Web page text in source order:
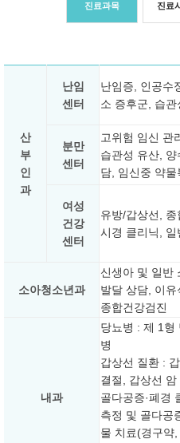
진료과목 진료
산
부
인
과
난임
센터
난임증, 인공수
소 증후군, 습
분만
센터
고위험 임신 관
습관성 유산,
담, 임신중 약물
여성
건강
센터
유방/갑상선,
시경 클리닉, 일
소아청소년과
신생아 및 일반
발달 상담, 이유
종합건강검진
내과
당뇨병 : 제 1형
병
갑상선 질환 :
결절, 갑상선 암
골다공증·폐경
측정 및 골다공
물 치료(경구약